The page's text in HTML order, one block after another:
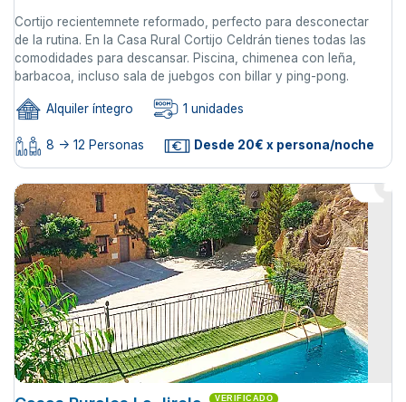
Cortijo recientemnete reformado, perfecto para desconectar
de la rutina. En la Casa Rural Cortijo Celdrán tienes todas las
comodidades para descansar. Piscina, chimenea con leña,
barbacoa, incluso sala de juebgos con billar y ping-pong.
Alquiler íntegro 1 unidades
8 -> 12 Personas Desde 20€ x persona/noche
VERIFICADO